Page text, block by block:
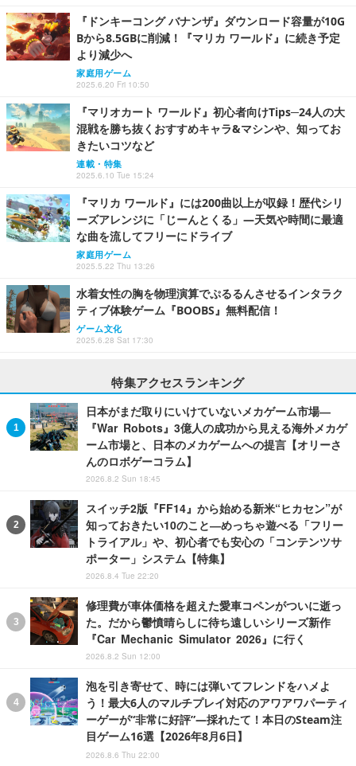
『ドンキーコング バナンザ』ダウンロード容量が10G
Bから8.5GBに削減！『マリカ ワールド』に続き予定
より減少へ
家庭用ゲーム
2025.6.20 Fri 10:50
『マリオカート ワールド』初心者向けTips─24人の大
混戦を勝ち抜くおすすめキャラ&マシンや、知ってお
きたいコツなど
連載・特集
2025.6.10 Tue 15:24
『マリカ ワールド』には200曲以上が収録！歴代シリ
ーズアレンジに「じーんとくる」―天気や時間に最適
な曲を流してフリーにドライブ
家庭用ゲーム
2025.5.22 Thu 13:26
水着女性の胸を物理演算でぷるるんさせるインタラク
ティブ体験ゲーム『BOOBS』無料配信！
ゲーム文化
2025.6.28 Sat 17:30
特集アクセスランキング
日本がまだ取りにいけていないメカゲーム市場―
『War Robots』3億人の成功から見える海外メカゲ
ーム市場と、日本のメカゲームへの提言【オリーさ
んのロボゲーコラム】
2026.8.2 Sun 18:45
スイッチ2版『FF14』から始める新米“ヒカセン”が
知っておきたい10のこと―めっちゃ遊べる「フリー
トライアル」や、初心者でも安心の「コンテンツサ
ポーター」システム【特集】
2026.8.4 Tue 22:20
修理費が車体価格を超えた愛車コペンがついに逝っ
た。だから鬱憤晴らしに待ち遠しいシリーズ新作
『Car Mechanic Simulator 2026』に行く
2026.8.2 Sun 12:00
泡を引き寄せて、時には弾いてフレンドをハメよ
う！最大6人のマルチプレイ対応のアワアワパーティ
ーゲーが“非常に好評”―採れたて！本日のSteam注
目ゲーム16選【2026年8月6日】
2026.8.6 Thu 22:00